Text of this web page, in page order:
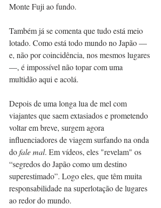
Monte Fuji ao fundo.
Também já se comenta que tudo está meio
lotado. Como está todo mundo no Japão —
e, não por coincidência, nos mesmos lugares
—, é impossível não topar com uma
multidão aqui e acolá.
Depois de uma longa lua de mel com
viajantes que saem extasiados e prometendo
voltar em breve, surgem agora
influenciadores de viagem surfando na onda
do fale mal. Em vídeos, eles "revelam" os
“segredos do Japão como um destino
superestimado”. Logo eles, que têm muita
responsabilidade na superlotação de lugares
ao redor do mundo.